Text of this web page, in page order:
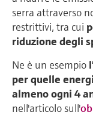
serra attraverso
restrittivi, tra cui
riduzione degli
Ne è un esempio
per quelle
almeno ogni 4
nell'articolo sull'